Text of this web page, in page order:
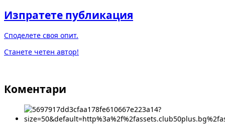
Изпратете публикация
Споделете своя опит.
Станете четен автор!
Коментари